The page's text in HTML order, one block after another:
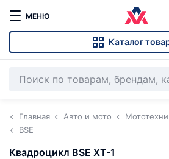
МЕНЮ
Каталог
Главная Авто и мото
BSE
Квадроцикл BSE XT-1